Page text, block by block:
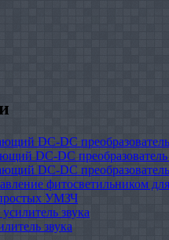
DC-DC
DC-DC
DC-DC
фитосветильником
УМЗЧ
звука
звука